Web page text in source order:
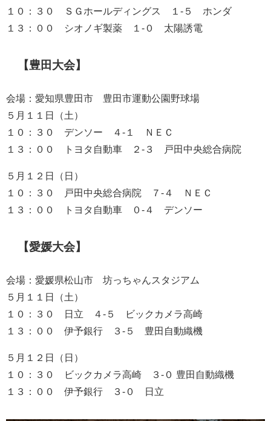
１０：３０ ＳＧホールディングス １-５ ホンダ
１３：００ シオノギ製薬 １-０ 太陽誘電
【豊田大会】
会場：愛知県豊田市 豊田市運動公園野球場
５月１１日（土）
１０：３０ デンソー ４-１ ＮＥＣ
１３：００ トヨタ自動車 ２-３ 戸田中央総合病院
５月１２日（日）
１０：３０ 戸田中央総合病院 ７-４ ＮＥＣ
１３：００ トヨタ自動車 ０-４ デンソー
【愛媛大会】
会場：愛媛県松山市 坊っちゃんスタジアム
５月１１日（土）
１０：３０ 日立 ４-５ ビックカメラ高崎
１３：００ 伊予銀行 ３-５ 豊田自動織機
５月１２日（日）
１０：３０ ビックカメラ高崎 ３-０ 豊田自動織機
１３：００ 伊予銀行 ３-０ 日立